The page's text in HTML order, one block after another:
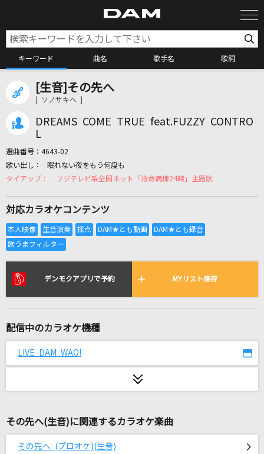
キーワード 曲名 歌手名 歌詞
カラオケ検索
カラオケリクエスト
全国りれき
リアルタイムで歌われている曲の一覧
コブクロ
川崎鷹也
[生音]証
Ado
[生音]いとしのエリー
[生音]その先へ
[ ソノサキヘ ]
DREAMS COME TRUE feat.FUZZY CONTRO
L
選曲番号： 4643-02
眠れない夜をもう何度も
フジテレビ系全国ネット「救命病棟24時」主題歌
対応カラオケコンテンツ
デンモクアプリで予約 MYリスト保存
配信中のカラオケ機種
LIVE DAM WAO!
その先へ(生音)に関連するカラオケ楽曲
その先へ (プロオケ)(生音)